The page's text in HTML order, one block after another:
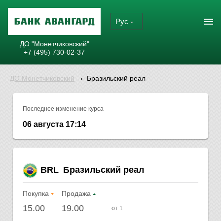
Рус
ДО "Монетчиковский"
+7 (495) 730-02-37
ДО Монетчиковский › Бразильский реал
Последнее изменение курса
06 августа 17:14
BRL Бразильский реал
Покупка Продажа
15.00 19.00 от 1